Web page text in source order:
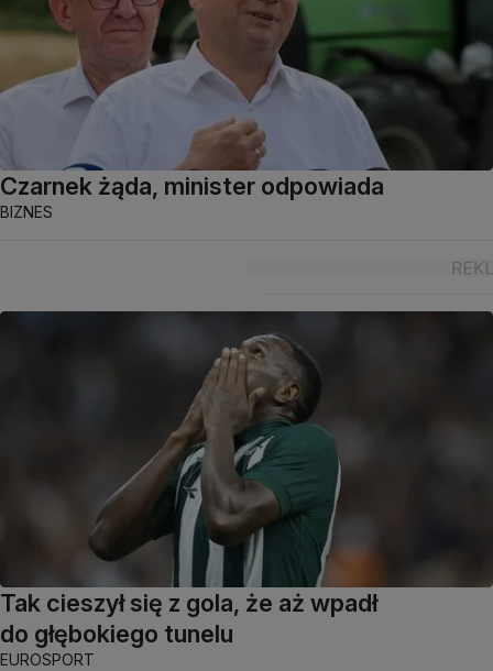
Czarnek żąda, minister odpowiada
BIZNES
Tak cieszył się z gola, że aż wpadł
do głębokiego tunelu
EUROSPORT